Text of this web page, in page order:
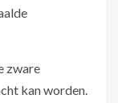
zware
kan worden.